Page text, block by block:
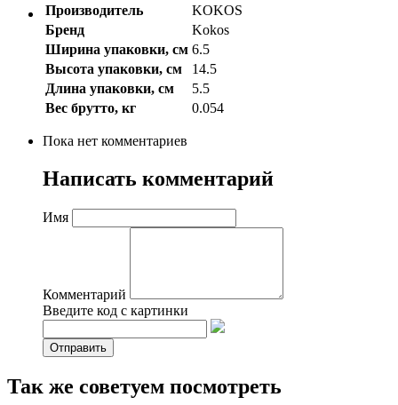
Производитель
KOKOS
Бренд
Kokos
Ширина упаковки, см 6.5
Высота упаковки, см
14.5
Длина упаковки, см
5.5
Вес брутто, кг
0.054
Пока нет комментариев
Написать комментарий
Имя
Комментарий
Введите код с картинки
Так же советуем посмотреть